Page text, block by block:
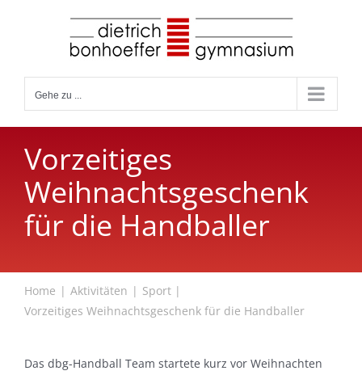
Gehe zu ...
Vorzeitiges
Weihnachtsgeschenk
für die Handballer
Home Aktivitäten
Sport
Vorzeitiges Weihnachtsgeschenk für die Handballer
Das dbg-Handball Team startete kurz vor Weihnachten